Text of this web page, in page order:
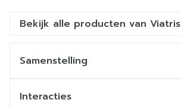
Bekijk alle producten van Viatris
Samenstelling
Interacties